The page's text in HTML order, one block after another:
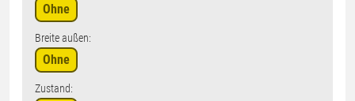
Ohne
Breite außen:
Ohne
Zustand: